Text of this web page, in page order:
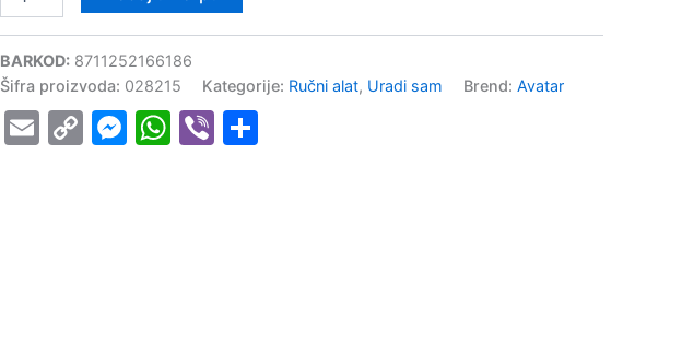
BARKOD: 8711252166186
Šifra proizvoda: 028215 Kategorije: Ručni alat, Uradi sam Brend: Avatar
EmailCopyMessenger
WhatsApp
Viber